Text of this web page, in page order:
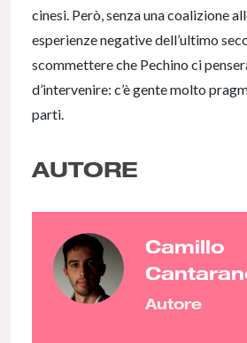
cinesi. Però, senza una coalizione
esperienze negative dell’ultimo
scommettere che Pechino ci
d’intervenire: c’è gente molto
parti.
AUTORE
Camillo
Autore